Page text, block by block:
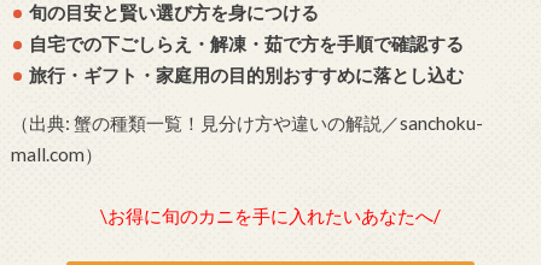
旬の目安と賢い選び方を身につける
自宅での下ごしらえ・解凍・茹で方を手順で確認する
旅行・ギフト・家庭用の目的別おすすめに落とし込む
（出典: 蟹の種類一覧！見分け方や違いの解説／sanchoku-
mall.com）
\お得に旬のカニを手に入れたいあなたへ/